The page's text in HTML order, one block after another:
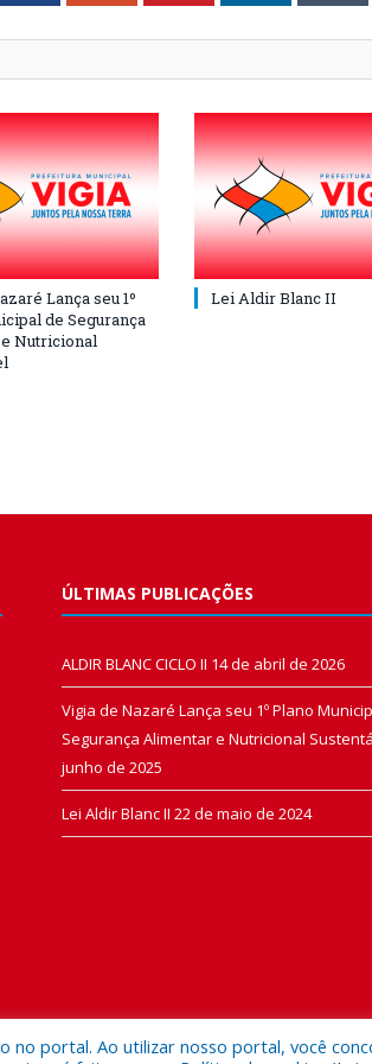
Lança seu 1º
de Segurança
Nutricional
Lei Aldir Blanc II
ÚLTIMAS PUBLICAÇÕES
ALDIR BLANC CICLO II 14 de abril de 2026
Vigia de Nazaré Lança seu 1º Plano
Segurança Alimentar e Nutricional
junho de 2025
Lei Aldir Blanc II 22 de maio de 2024
no portal. Ao utilizar nosso portal, você